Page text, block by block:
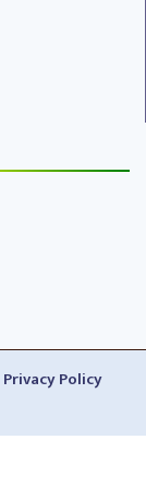
Privacy Policy